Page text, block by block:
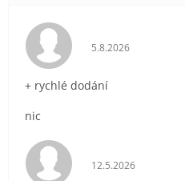
Hodnocení
5.8.2026
+ rychlé dodání
nic
Hodnocení
12.5.2026